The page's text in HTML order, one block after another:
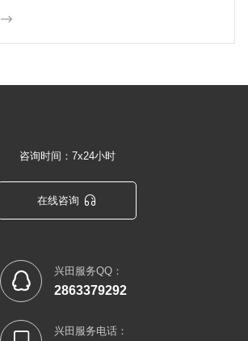

咨询时间：7x24小时
在线咨询 
 兴田服务QQ：
2863379292
兴田服务电话：